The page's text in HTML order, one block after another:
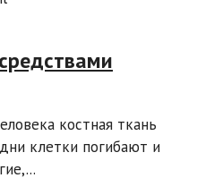
костная ткань
клетки погибают и